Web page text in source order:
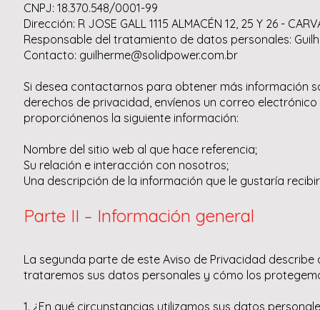
CNPJ: 18.370.548/0001-99
Dirección: R JOSE GALL 1115 ALMACÉN 12, 25 Y 26 -
Responsable del tratamiento de datos personales:
Contacto: guilherme@solidpower.com.br
Si desea contactarnos para obtener más información
derechos de privacidad, envíenos un correo
proporciónenos la siguiente información:
Nombre del sitio web al que hace referencia;
Su relación e interacción con nosotros;
Una descripción de la información que le gustaría
Parte II – Información general
La segunda parte de este Aviso de Privacidad
trataremos sus datos personales y cómo los
1. ¿En qué circunstancias utilizamos sus datos